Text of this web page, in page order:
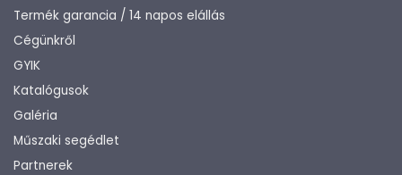
Termék garancia / 14 napos elállás
Cégünkről
GYIK
Katalógusok
Galéria
Műszaki segédlet
Partnerek